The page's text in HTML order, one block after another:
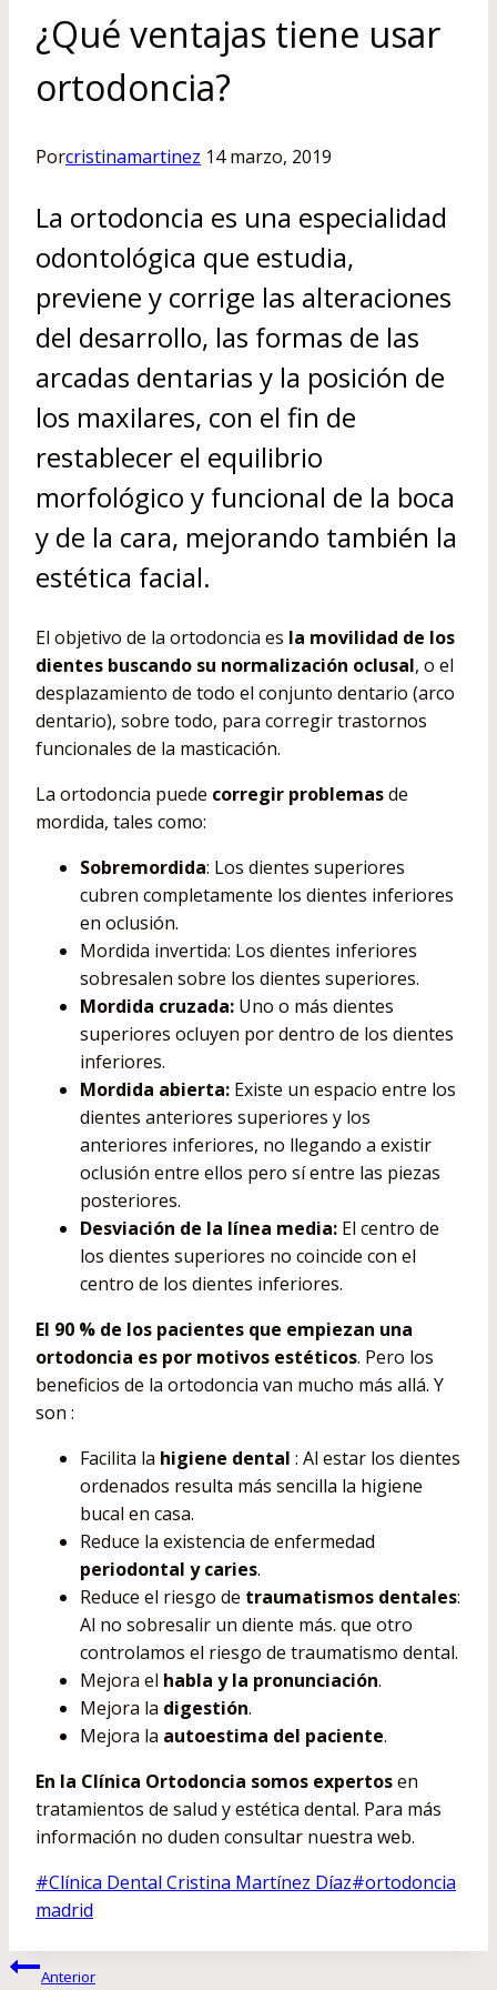
¿Qué ventajas tiene usar
ortodoncia?
Porcristinamartinez 14 marzo, 2019
La ortodoncia es una especialidad
odontológica que estudia,
previene y corrige las alteraciones
del desarrollo, las formas de las
arcadas dentarias y la posición de
los maxilares, con el fin de
restablecer el equilibrio
morfológico y funcional de la boca
y de la cara, mejorando también la
estética facial.
El objetivo de la ortodoncia es la movilidad de los
dientes buscando su normalización oclusal, o el
desplazamiento de todo el conjunto dentario (arco
dentario), sobre todo, para corregir trastornos
funcionales de la masticación.
La ortodoncia puede corregir problemasde
mordida, tales como:
Sobremordida: Los dientes superiores
cubren completamente los dientes inferiores
en oclusión.
Mordida invertida: Los dientes inferiores
sobresalen sobre los dientes superiores.
Mordida cruzada: Uno o más dientes
superiores ocluyen por dentro de los dientes
inferiores.
Mordida abierta: Existe un espacio entre los
dientes anteriores superiores y los
anteriores inferiores, no llegando a existir
oclusión entre ellos pero sí entre las piezas
posteriores.
Desviación de la línea media: El centro de
los dientes superiores no coincide con el
centro de los dientes inferiores.
El 90 % de los pacientes que empiezan una
ortodoncia es por motivos estéticos. Pero los
beneficios de la ortodoncia van mucho más allá. Y
son :
Facilita la higiene dental : Al estar los dientes
ordenados resulta más sencilla la higiene
bucal en casa.
Reduce la existencia de enfermedad
periodontal y caries.
Reduce el riesgo de traumatismos dentales:
Al no sobresalir un diente más. que otro
controlamos el riesgo de traumatismo dental.
Mejora el habla y la pronunciación.
Mejora la digestión.
Mejora la autoestima del paciente.
En la Clínica Ortodoncia somos expertosen
tratamientos de salud y estética dental. Para más
información no duden consultar nuestra web.
Etiquetas
de
entrada:
#Clínica Dental Cristina Martínez Díaz#ortodoncia
madrid
Navegación
Anterior